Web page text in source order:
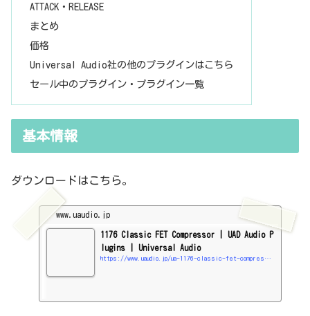
ATTACK・RELEASE
まとめ
価格
Universal Audio社の他のプラグインはこちら
セール中のプラグイン・プラグイン一覧
基本情報
ダウンロードはこちら。
www.uaudio.jp
1176 Classic FET Compressor | UAD Audio P
lugins | Universal Audio
https://www.uaudio.jp/ua-1176-classic-fet-compressor.html